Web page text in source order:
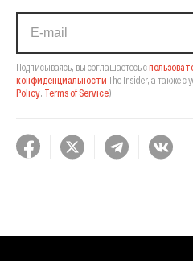
Подписываясь, вы соглашаетесь с
конфиденциальности The Insider, а также с
Policy Terms of Service).